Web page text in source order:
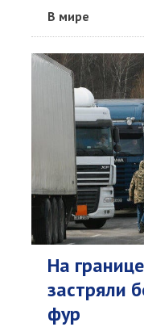
В мире
На
застряли
фур